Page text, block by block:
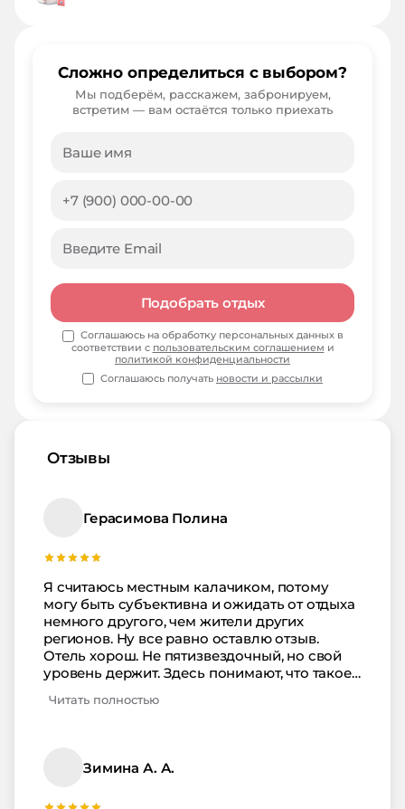
Отзывы
Герасимова Полина
Я считаюсь местным калачиком, потому
могу быть субъективна и ожидать от отдыха
немного другого, чем жители других
регионов. Ну все равно оставлю отзыв.
Отель хорош. Не пятизвездочный, но свой
уровень держит. Здесь понимают, что такое
уровень сервиса будет всегда хорош. Отель
и пешком пройтись, но вообще ходит
автобус. Рядом - основной движ и все
Читать полностью
Зимина А. А.
Сложно определиться с выбором?
Мы подберём, расскажем, забронируем,
встретим — вам остаётся только приехать
Подобрать отдых
Соглашаюсь на обработку персональных данных в
соответствии с пользовательским соглашением и
политикой конфиденциальности
Соглашаюсь получать новости и рассылки